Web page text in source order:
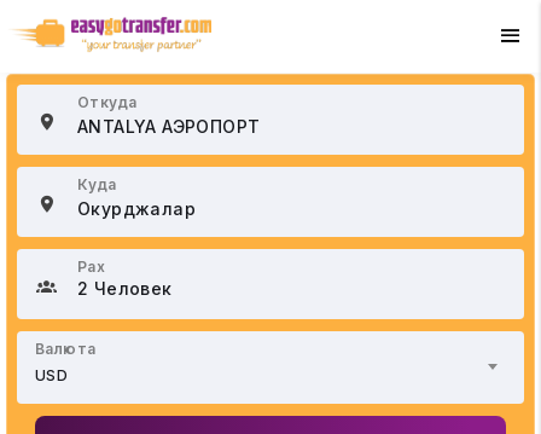
+90 534 033 02 21
Откуда
Куда
Pax
2 Человек
Валюта
USD